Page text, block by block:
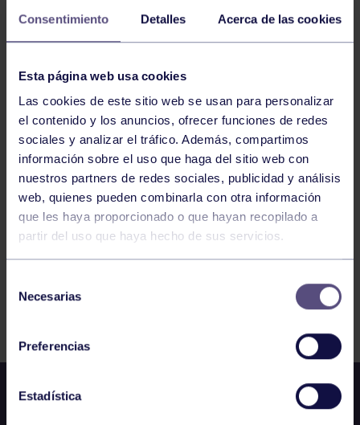
Consentimiento Detalles Acerca de las cookies
Esta página web usa cookies
Las cookies de este sitio web se usan para personalizar
el contenido y los anuncios, ofrecer funciones de redes
sociales y analizar el tráfico. Además, compartimos
información sobre el uso que haga del sitio web con
nuestros partners de redes sociales, publicidad y análisis
web, quienes pueden combinarla con otra información
que les haya proporcionado o que hayan recopilado a
partir del uso que haya hecho de sus servicios.
Necesarias
Preferencias
Estadística
CTO DE ASTURIAS ALEVÍN INDIV. Y DOBLES
09:00h TENIS
RGCC
CTO DE ASTURIAS ALEVÍN INDIV. Y DOBLES
1010 1011 1012 1013 1014
1015
1016
FILTRAR